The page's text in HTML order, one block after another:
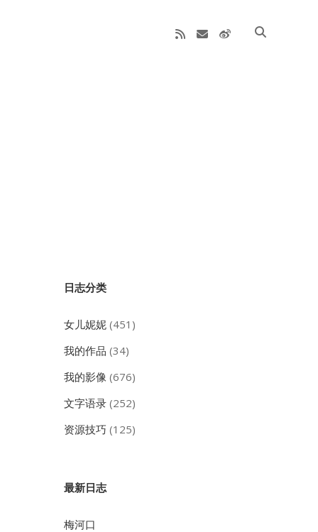
rss emailweibo
Sidebar
日志分类
女儿妮妮(451)
我的作品 (34)
我的影像 (676)
文字语录(252)
资源技巧 (125)
最新日志
梅河口